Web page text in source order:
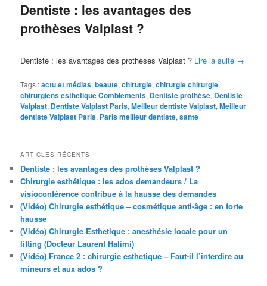
Dentiste : les avantages des
prothèses Valplast ?
Dentiste : les avantages des prothèses Valplast ? Lire la suite →
Tags :actu et médias,beaute,chirurgie,chirurgie chirurgie,
chirurgiens esthetique Comblements, Dentiste prothèse, Dentiste
Valplast, Dentiste Valplast Paris,Meilleur dentiste Valplast,Meilleur
dentiste Valplast Paris, Paris meilleur dentiste,sante
ARTICLES RÉCENTS
Dentiste : les avantages des prothèses Valplast ?
Chirurgie esthétique : les ados demandeurs / La
visioconférence contribue à la hausse des demandes
(Vidéo) Chirurgie esthétique – cosmétique anti-âge : en forte
hausse
(Vidéo) Chirurgie Esthetique : anesthésie locale pour un
lifting (Docteur Laurent Halimi)
(Vidéo) France 2 : chirurgie esthetique – Faut-il l’interdire au
mineurs et aux ados ?